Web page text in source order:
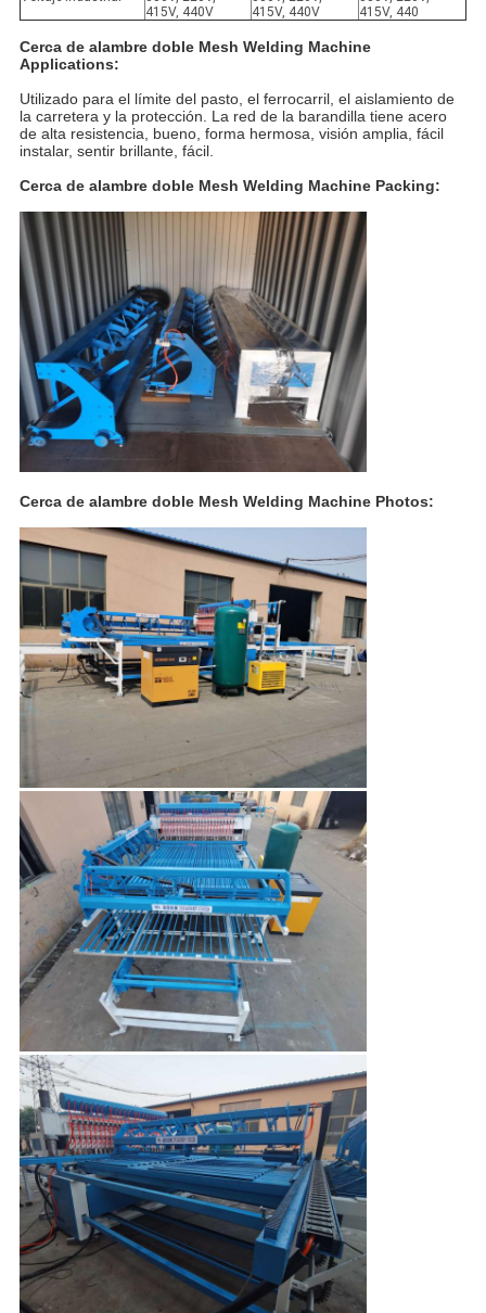
415V, 440V
415V, 440V
415V, 440
Cerca de alambre doble Mesh Welding Machine
Applications:
Utilizado para el límite del pasto, el ferrocarril, el aislamiento de
la carretera y la protección. La red de la barandilla tiene acero
de alta resistencia, bueno, forma hermosa, visión amplia, fácil
instalar, sentir brillante, fácil.
Cerca de alambre doble Mesh Welding Machine Packing:
Cerca de alambre doble Mesh Welding Machine Photos: